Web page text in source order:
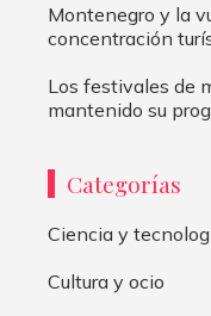
Montenegro y la
concentración
Los festivales de
mantenido su
Categorías
Ciencia y
Cultura y ocio